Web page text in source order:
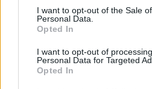
consent section.
I want to opt-out of the Sale
Personal Data.
Opted In
I want to opt-out of
Personal Data for Targeted
Opted In
Več iz kategorije Obvestila